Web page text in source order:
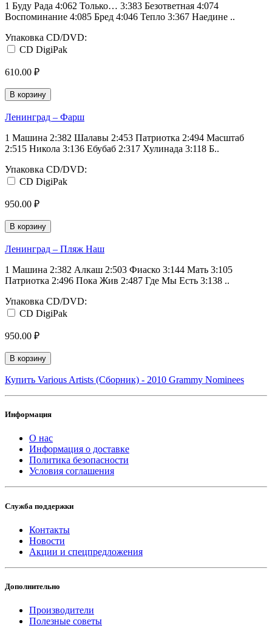
1 Буду Рада 4:062 Только… 3:383 Безответная 4:074
Воспоминание 4:085 Бред 4:046 Тепло 3:367 Наедине ..
Упаковка CD/DVD:
CD DigiPak
610.00 ₽
В корзину
Ленинград ‎– Фарш
1 Машина 2:382 Шалавы 2:453 Патриотка 2:494 Масштаб
2:515 Никола 3:136 Ебубаб 2:317 Хулинада 3:118 Б..
Упаковка CD/DVD:
CD DigiPak
950.00 ₽
В корзину
Ленинград ‎– Пляж Наш
1 Машина 2:382 Алкаш 2:503 Фиаско 3:144 Мать 3:105
Патриотка 2:496 Пока Жив 2:487 Где Мы Есть 3:138 ..
Упаковка CD/DVD:
CD DigiPak
950.00 ₽
В корзину
Купить Various Artists (Сборник) - 2010 Grammy Nominees
Информация
О нас
Информация о доставке
Политика безопасности
Условия соглашения
Служба поддержки
Контакты
Новости
Акции и спецпредложения
Дополнительно
Производители
Полезные советы